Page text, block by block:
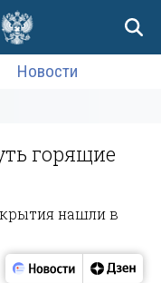
Новости
горящие
нашли в